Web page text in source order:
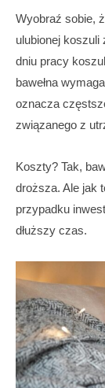
Wyobraź sobie,
ulubionej koszuli
dniu pracy
bawełna
oznacza
związanego z
Koszty? Tak,
droższa. Ale jak
przypadku
dłuższy czas.